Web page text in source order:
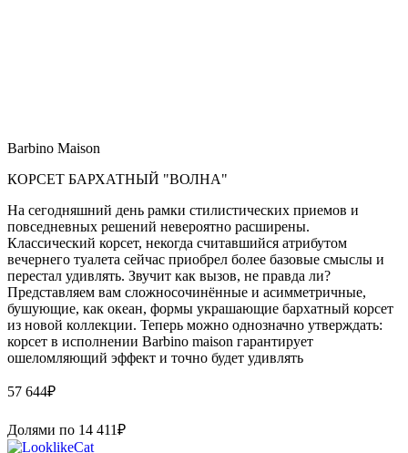
Barbino Maison
КОРСЕТ БАРХАТНЫЙ "ВОЛНА"
На сегодняшний день рамки стилистических приемов и
повседневных решений невероятно расширены.
Классический корсет, некогда считавшийся атрибутом
вечернего туалета сейчас приобрел более базовые смыслы и
перестал удивлять. Звучит как вызов, не правда ли?
Представляем вам сложносочинённые и асимметричные,
бушующие, как океан, формы украшающие бархатный корсет
из новой коллекции. Теперь можно однозначно утверждать:
корсет в исполнении Barbino maison гарантирует
ошеломляющий эффект и точно будет удивлять
57 644₽
Долями по 14 411₽